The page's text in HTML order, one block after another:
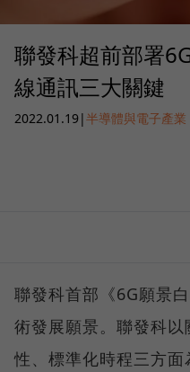
聯發科超前部署
線通訊三大關鍵
2022.01.19|半導體與電子產業
聯發科首部《6G願景
術發展願景。聯發科
性、標準化時程三方